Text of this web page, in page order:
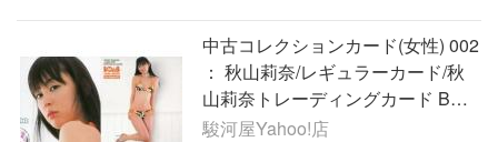
中古コレクションカード(女性) 002
： 秋山莉奈/レギュラーカード/秋
山莉奈トレーディングカード BOM
B CA
駿河屋Yahoo!店